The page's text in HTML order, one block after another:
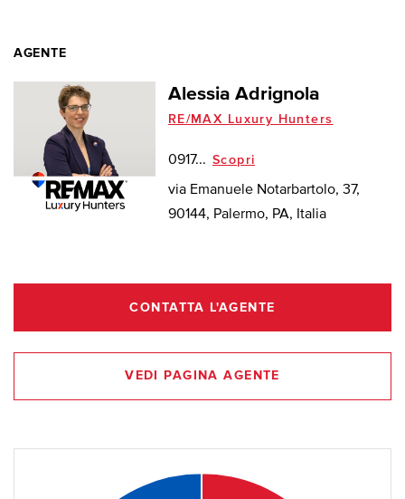
AGENTE
Alessia Adrignola
RE/MAX Luxury Hunters
0917... Scopri
via Emanuele Notarbartolo, 37,
90144, Palermo, PA, Italia
CONTATTA L'AGENTE
VEDI PAGINA AGENTE